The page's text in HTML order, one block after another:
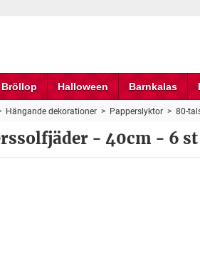
Bröllop Halloween Barnkalas
Hängande dekorationer> Papperslyktor> 80-
- 40cm - 6 st